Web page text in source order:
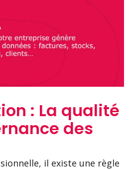
: La qualité
des
il existe une règle